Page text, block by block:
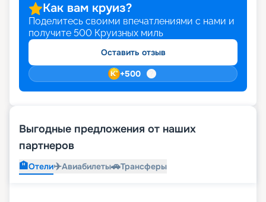
Как вам круиз?
Поделитесь своими впечатлениями с нами и
получите 500 Круизных миль
Оставить отзыв
+500
Выгодные предложения от наших
партнеров
🏨Отели✈️Авиабилеты🚗Трансферы